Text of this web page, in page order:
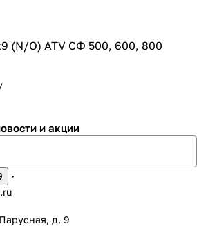
(N/O) ATV СФ 500, 600, 800
и акции
д. 9